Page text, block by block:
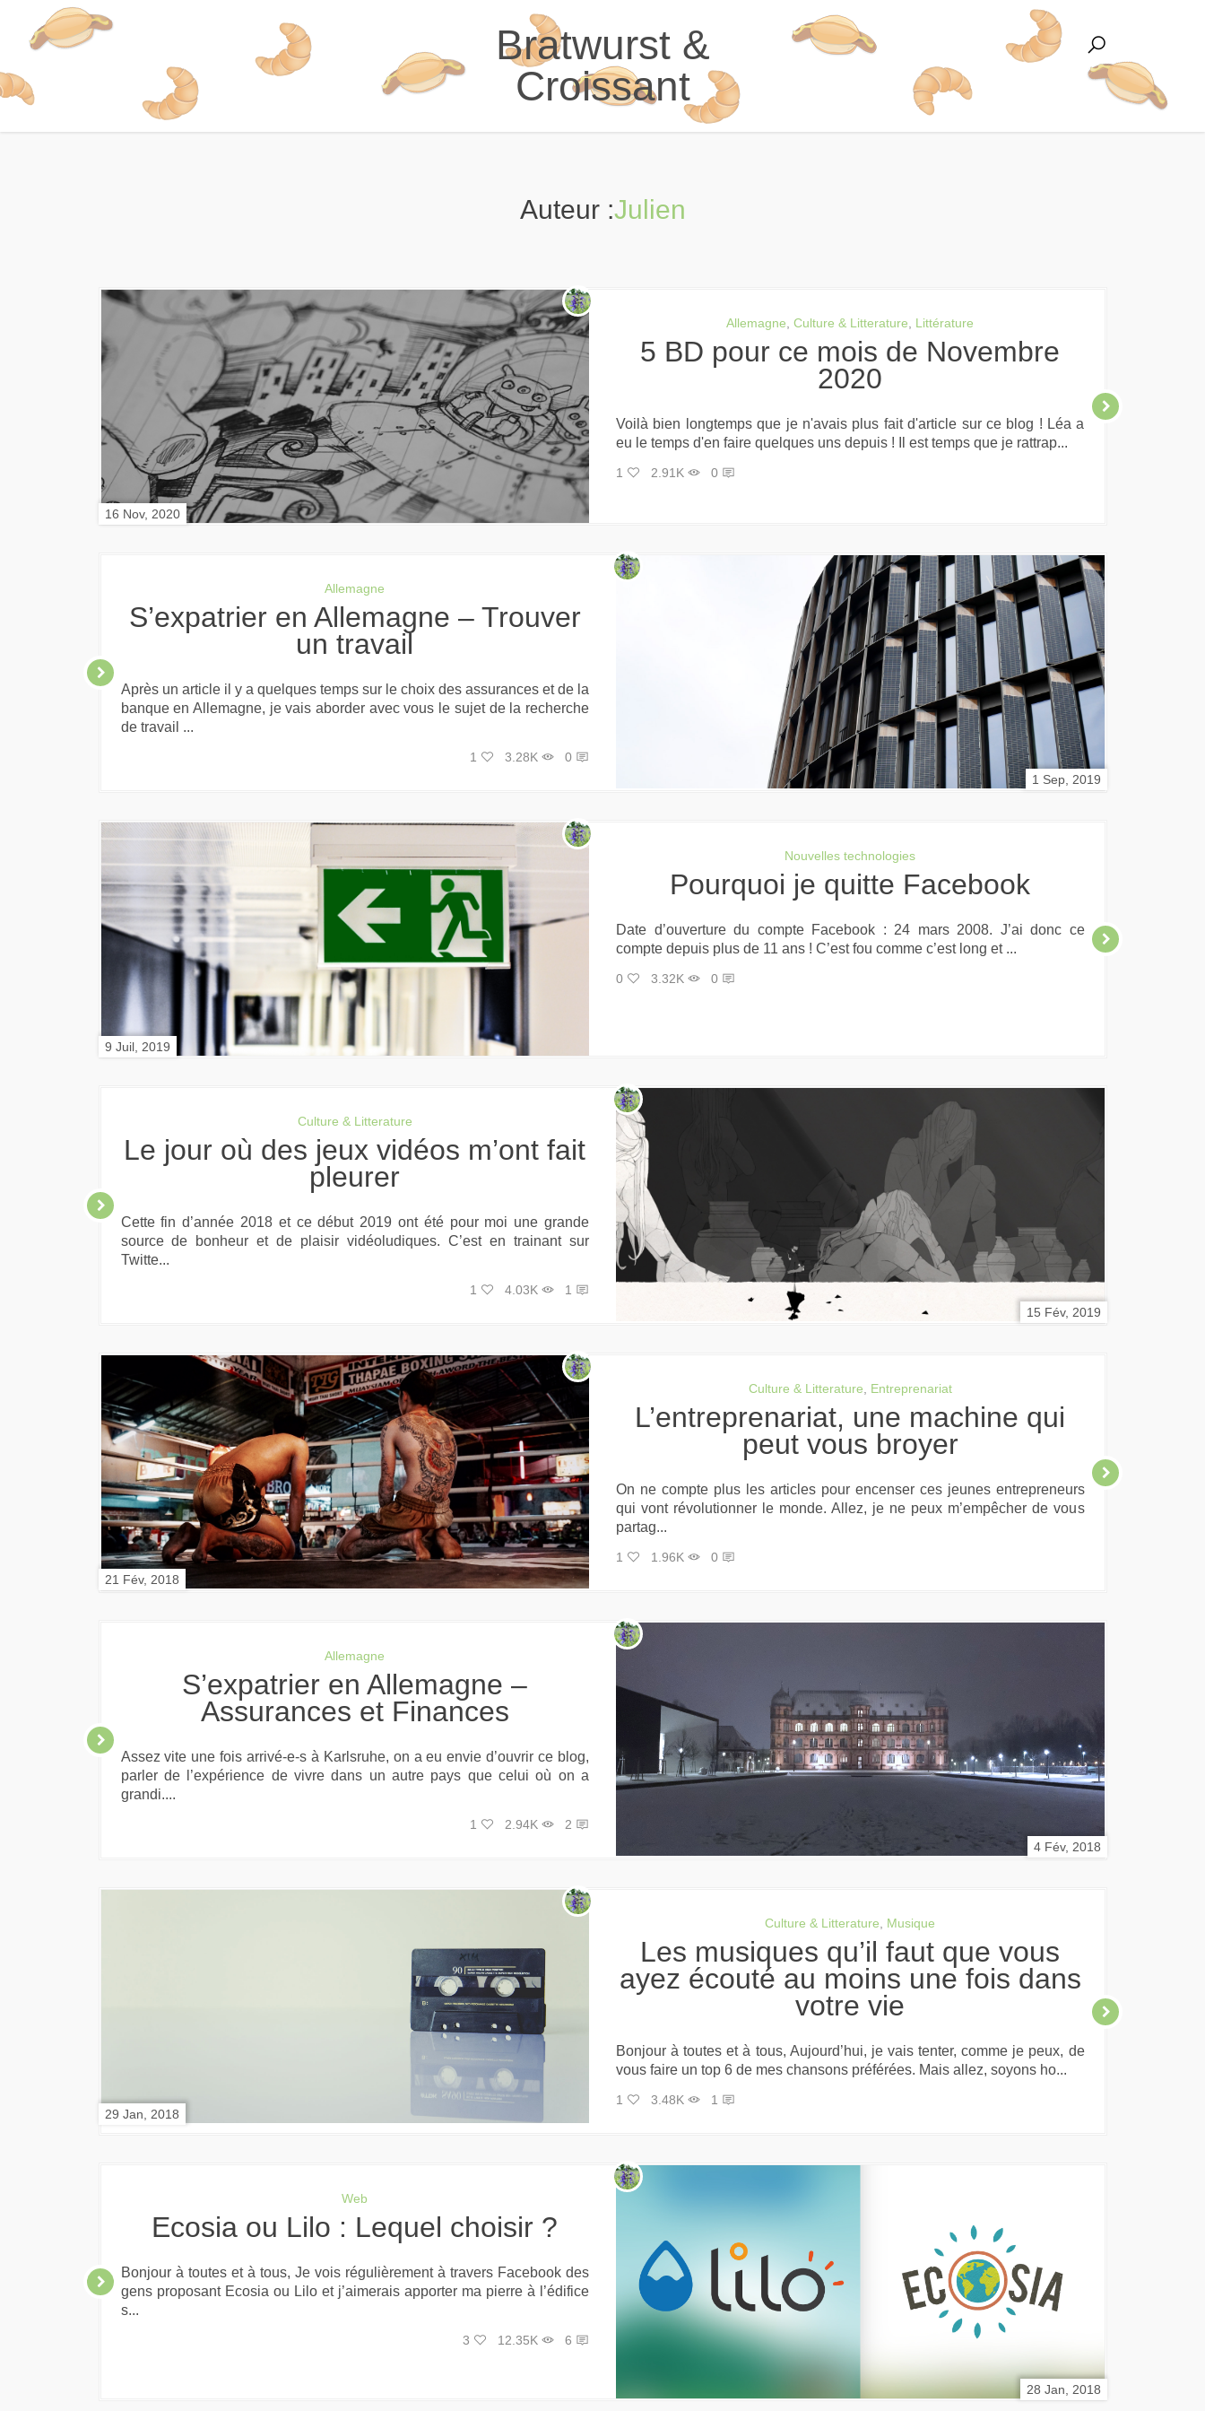
Bratwurst &
Croissant
Auteur :Julien
16 Nov, 2020
Allemagne ,Culture & Litterature Littérature
5 BD pour ce mois de Novembre
2020
Voilà bien longtemps que je n'avais plus fait d'article sur ce blog ! Léa a
eu le temps d'en faire quelques uns depuis ! Il est temps que je rattrap...
1 2.91K 0
Allemagne
S’expatrier en Allemagne – Trouver
un travail
Après un article il y a quelques temps sur le choix des assurances et de la
banque en Allemagne, je vais aborder avec vous le sujet de la recherche
de travail ...
1 3.28K
0
1 Sep, 2019
9 Juil, 2019
Nouvelles technologies
Pourquoi je quitte Facebook
Date d’ouverture du compte Facebook : 24 mars 2008. J’ai donc ce
compte depuis plus de 11 ans ! C’est fou comme c’est long et ...
0 3.32K 0
Culture & Litterature
Le jour où des jeux vidéos m’ont fait
pleurer
Cette fin d’année 2018 et ce début 2019 ont été pour moi une grande
source de bonheur et de plaisir vidéoludiques. C’est en trainant sur
Twitte...
1 4.03K
1
15 Fév, 2019
21 Fév, 2018
Culture & Litterature Entreprenariat
L’entreprenariat, une machine qui
peut vous broyer
On ne compte plus les articles pour encenser ces jeunes entrepreneurs
qui vont révolutionner le monde. Allez, je ne peux m’empêcher de vous
partag...
1 1.96K 0
Allemagne
S’expatrier en Allemagne –
Assurances et Finances
Assez vite une fois arrivé-e-s à Karlsruhe, on a eu envie d’ouvrir ce blog,
parler de l’expérience de vivre dans un autre pays que celui où on a
grandi....
1 2.94K
2
4 Fév, 2018
29 Jan, 2018
Culture & Litterature Musique
Les musiques qu’il faut que vous
ayez écouté au moins une fois dans
votre vie
Bonjour à toutes et à tous, Aujourd’hui, je vais tenter, comme je peux, de
vous faire un top 6 de mes chansons préférées. Mais allez, soyons ho...
1 3.48K 1
Web
Ecosia ou Lilo : Lequel choisir ?
Bonjour à toutes et à tous, Je vois régulièrement à travers Facebook des
gens proposant Ecosia ou Lilo et j’aimerais apporter ma pierre à l’édifice
s...
3 12.35K 6
28 Jan, 2018